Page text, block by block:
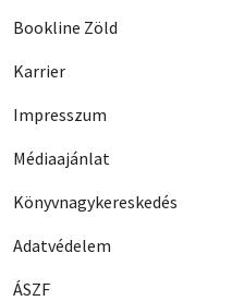
Bookline Zöld
Karrier
Impresszum
Médiaajánlat
Könyvnagykereskedés
Adatvédelem
ÁSZF